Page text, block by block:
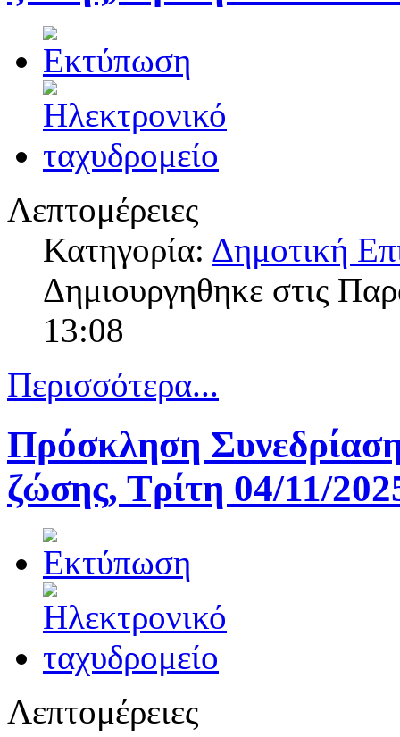
Λεπτομέρειες
Κατηγορία: Δημοτική
Δημιουργηθηκε στις
13:08
Περισσότερα...
Πρόσκληση
ζώσης, Τρίτη 04/11/
Λεπτομέρειες